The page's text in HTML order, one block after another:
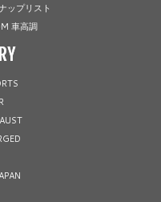
ップリスト
車高調